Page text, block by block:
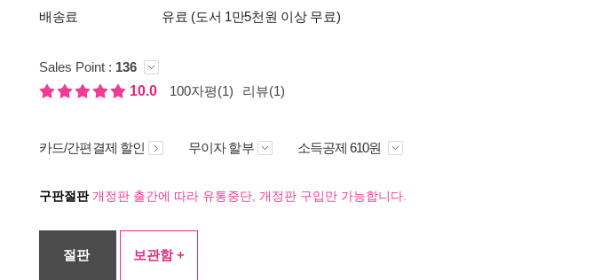
배송료
유료 (도서 1만5천원 이상 무료)
Sales Point : 136
10.0
100자평(1) 리뷰(1)
카드/간편결제 할인 무이자 할부 소득공제 610원
구판절판개정판 출간에 따라 유통중단, 개정판 구입만 가능합니다.
절판 보관함 +